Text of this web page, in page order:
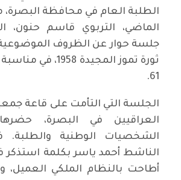
الطلبة العام في محافظة
الماضي، التربوي قاسم حنون،
جلسة حوار عن الظروف الموضوعية
ثورة تموز المجيدة
61.
الجلسة التي التأمت على قاعة
العراقيين في البصرة،
الشخصيات الوطنية والطلبة.
الناشط أحمد ياسر بكلمة استذكر
أطاحت بالنظام الملكي العميل،